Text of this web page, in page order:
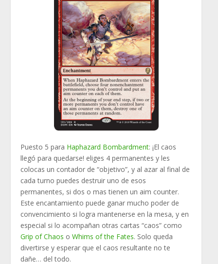
Puesto 5 para Haphazard Bombardment: ¡El caos
llegó para quedarse! eliges 4 permanentes y les
colocas un contador de “objetivo”, y al azar al final de
cada turno puedes destruir uno de esos
permanentes, si dos o mas tienen un aim counter.
Este encantamiento puede ganar mucho poder de
convencimiento si logra mantenerse en la mesa, y en
especial si lo acompañan otras cartas “caos” como
Grip of Chaos oWhims of the Fates. Solo queda
divertirse y esperar que el caos resultante no te
dañe… del todo.